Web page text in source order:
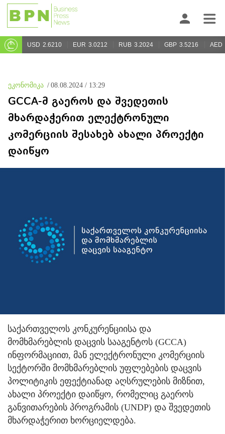
USD 2.6210 EUR 3.0212 RUB 3.2024 GBP 3.5216 AED
ეკონომიკა / 08.08.2024 / 13:29
GCCA-მ გაეროს და შვედეთის
მხარდაჭერით ელექტრონული
კომერციის შესახებ ახალი პროექტი
დაიწყო
საქართველოს კონკურენციისა და
მომხმარებლის დაცვის სააგენტოს (GCCA)
ინფორმაციით, მან ელექტრონული კომერციის
სექტორში მომხმარებლის უფლებების დაცვის
პოლიტიკის ეფექტიანად აღსრულების მიზნით,
ახალი პროექტი დაიწყო, რომელიც გაეროს
განვითარების პროგრამის (UNDP) და შვედეთის
მხარდაჭერით ხორციელდება.